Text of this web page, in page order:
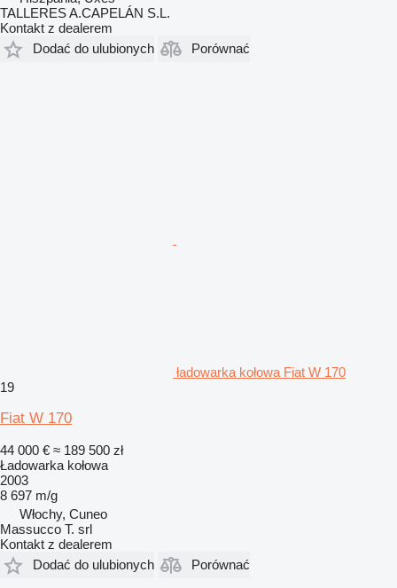
TALLERES A.CAPELÁN S.L.
Kontakt z dealerem
Dodać do ulubionych
Porównać
ładowarka kołowa Fiat W 170
19
Fiat W 170
44 000 € ≈ 189 500 zł
Ładowarka kołowa
2003
8 697 m/g
Włochy, Cuneo
Massucco T. srl
Kontakt z dealerem
Dodać do ulubionych
Porównać